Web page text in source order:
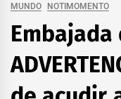
MUNDO NOTIMOMENTO
Embajada